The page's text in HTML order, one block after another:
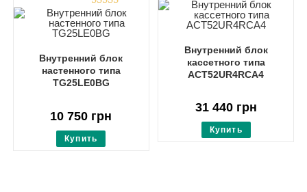
Оценка
5.00
Внутренний блок
настенного типа
TG25LE0BG
10 750 грн
Купить
Внутренний блок
кассетного типа
ACT52UR4RCA4
31 440грн
Купить